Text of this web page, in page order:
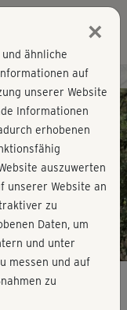
×
ähnliche
auf
unserer Website
Informationen
erhobenen
auszuwerten
unserer Website an
zu
Daten, um
und unter
messen und auf
zu